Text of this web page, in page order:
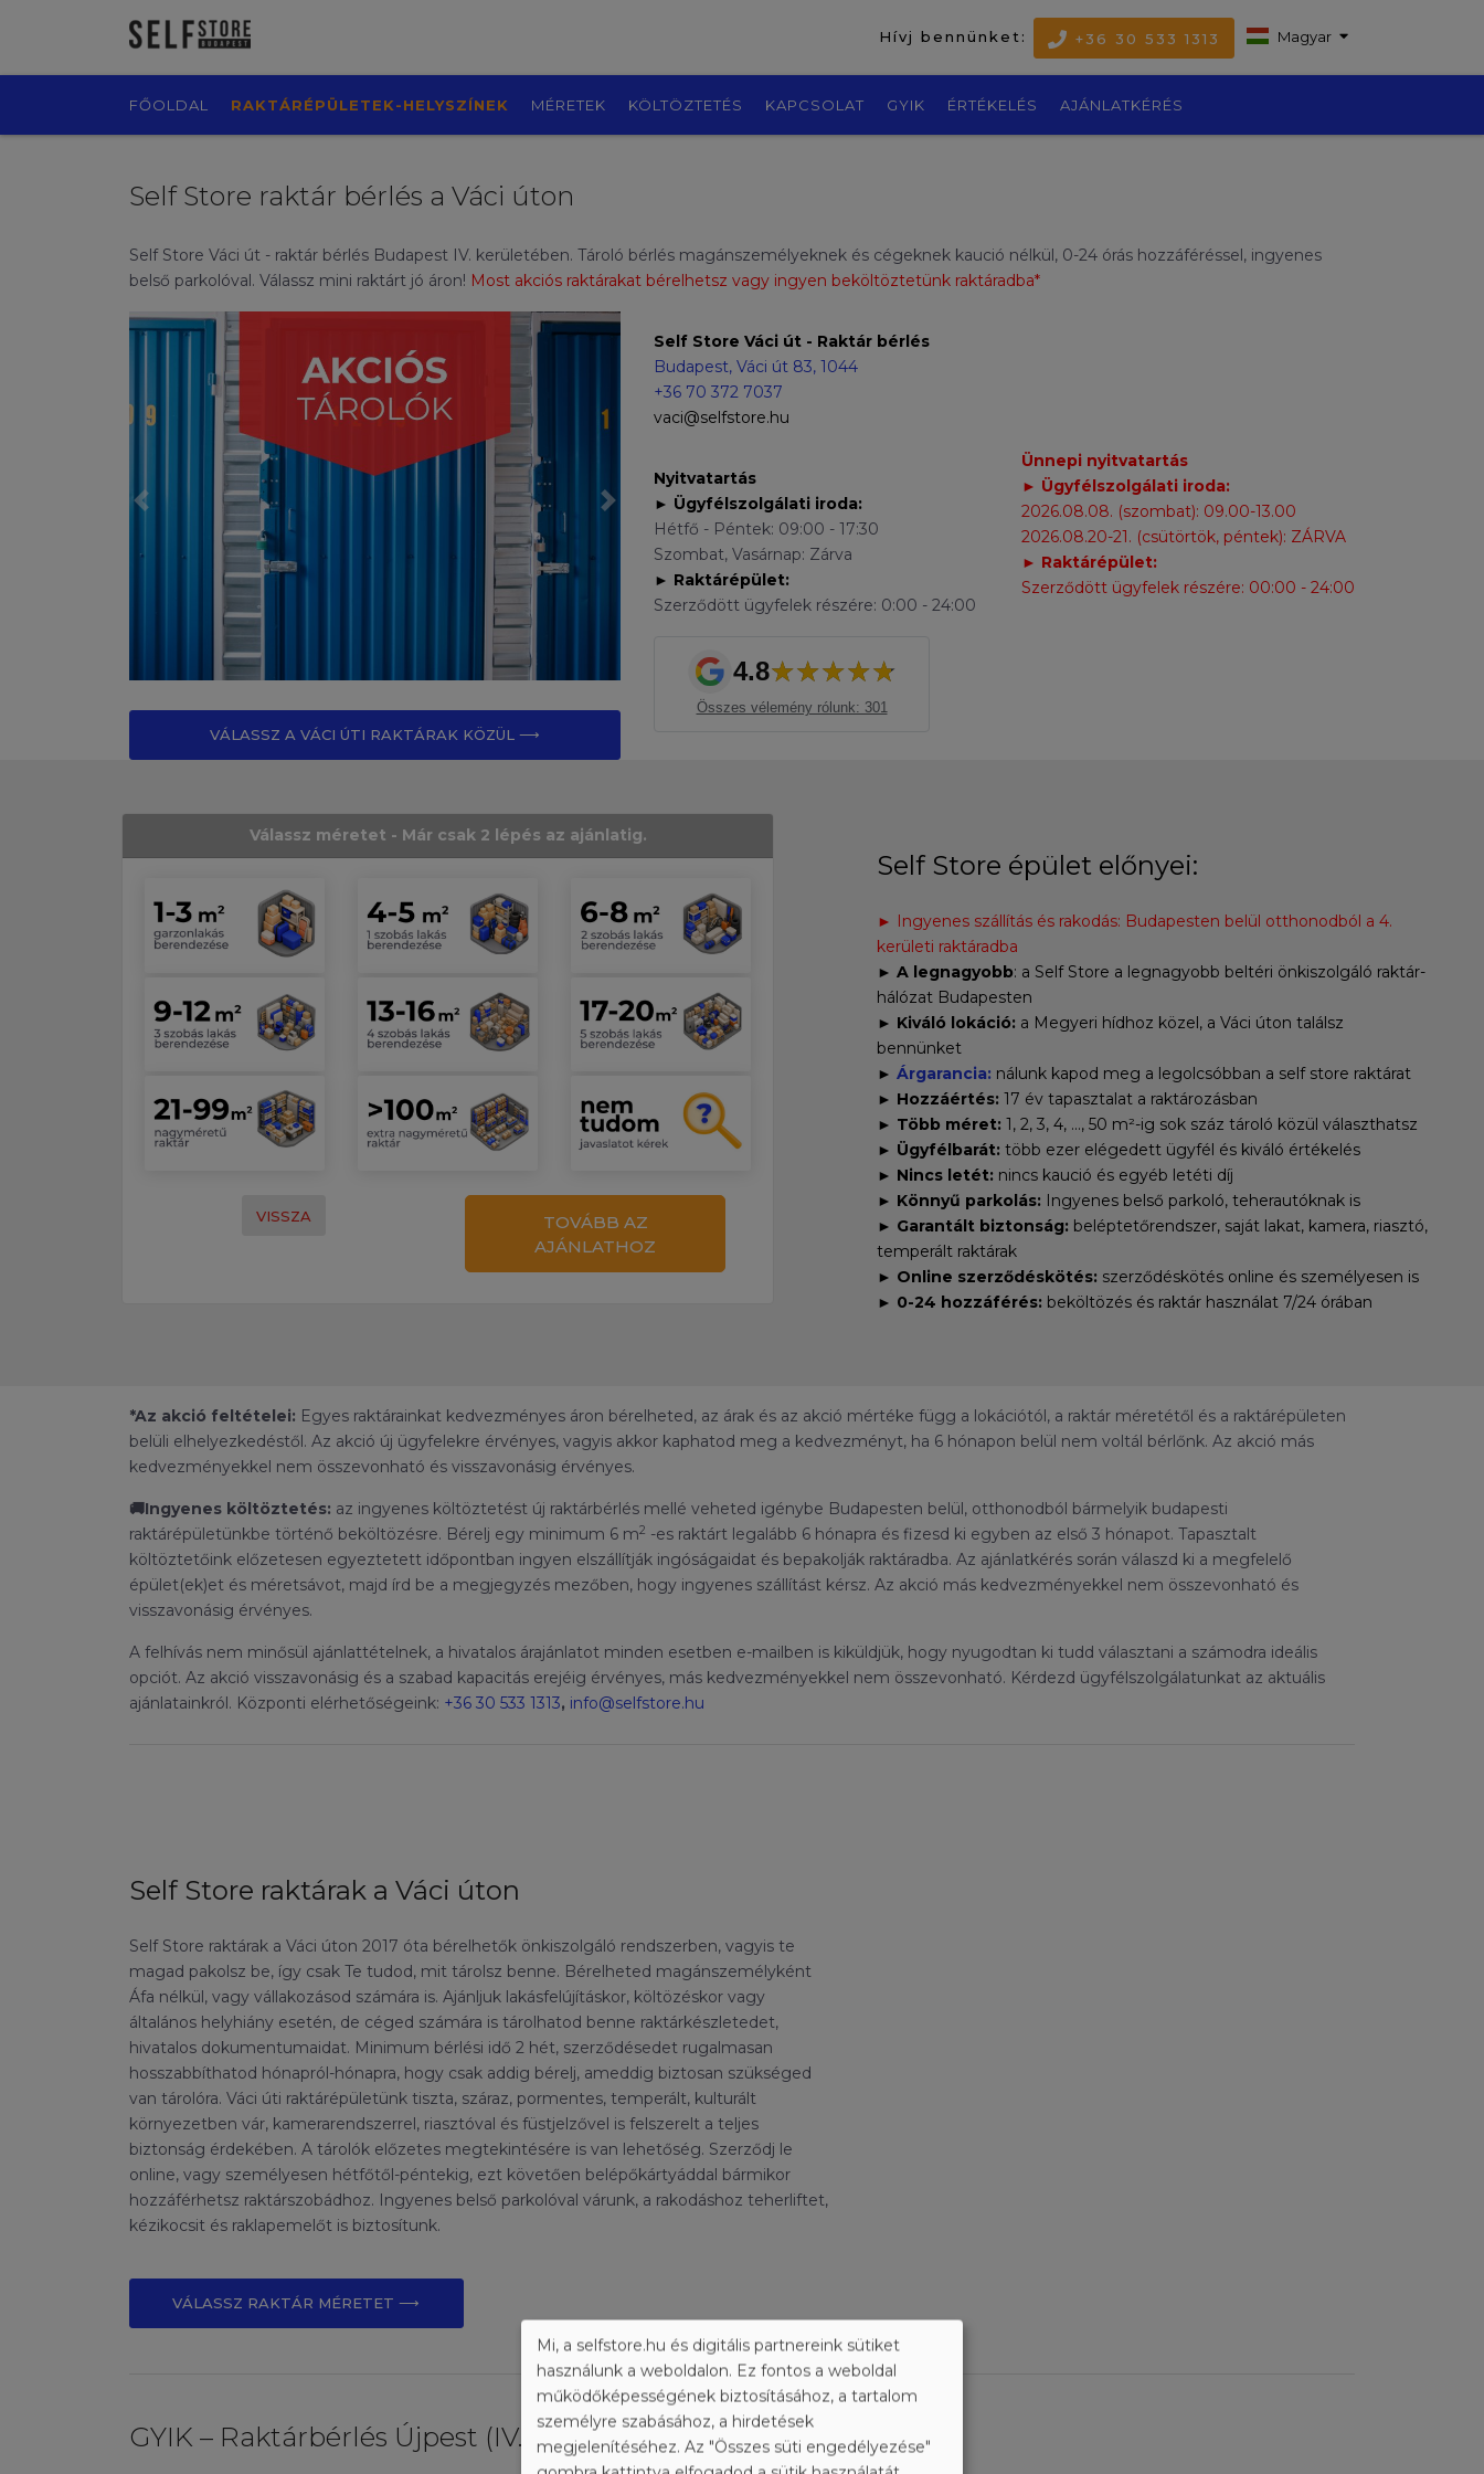
Magyar
Hívj bennünket: +36 30 533 1313
FŐOLDAL RAKTÁRÉPÜLETEK-HELYSZÍNEK MÉRETEK KÖLTÖZTETÉS KAPCSOLAT GYIK ÉRTÉKELÉS AJÁNLATKÉRÉS
Self Store raktár bérlés a Váci úton
Self Store Váci út - raktár bérlés Budapest IV. kerületében. Tároló bérlés magánszemélyeknek és cégeknek kaució nélkül, 0-24 órás hozzáféréssel, ingyenes
belső parkolóval. Válassz mini raktárt jó áron! Most akciós raktárakat bérelhetsz vagy ingyen beköltöztetünk raktáradba*
Előző Következő
VÁLASSZ A VÁCI ÚTI RAKTÁRAK KÖZÜL ⟶
Self Store Váci út - Raktár bérlés
Budapest, Váci út 83, 1044
+36 70 372 7037
vaci@selfstore.hu
Nyitvatartás
► Ügyfélszolgálati iroda:
Hétfő - Péntek: 09:00 - 17:30
Szombat, Vasárnap: Zárva
► Raktárépület:
Szerződött ügyfelek részére: 0:00 - 24:00
Ünnepi nyitvatartás
► Ügyfélszolgálati iroda:
2026.08.08. (szombat): 09.00-13.00
2026.08.20-21. (csütörtök, péntek): ZÁRVA
► Raktárépület:
Szerződött ügyfelek részére: 00:00 - 24:00
4.8★★★★★
Összes vélemény rólunk: 301
Válassz méretet - Már csak 2 lépés az ajánlatig.
VISSZA
TOVÁBB AZ
AJÁNLATHOZ
Self Store épület előnyei:
► Ingyenes szállítás és rakodás: Budapesten belül otthonodból a 4.
kerületi raktáradba
► A legnagyobb: a Self Store a legnagyobb beltéri önkiszolgáló raktár-
hálózat Budapesten
► Kiváló lokáció: a Megyeri hídhoz közel, a Váci úton találsz
bennünket
► Árgarancia: nálunk kapod meg a legolcsóbban a self store raktárat
► Hozzáértés: 17 év tapasztalat a raktározásban
► Több méret: 1, 2, 3, 4, ..., 50 m²-ig sok száz tároló közül választhatsz
► Ügyfélbarát: több ezer elégedett ügyfél és kiváló értékelés
► Nincs letét: nincs kaució és egyéb letéti díj
► Könnyű parkolás: Ingyenes belső parkoló, teherautóknak is
► Garantált biztonság: beléptetőrendszer, saját lakat, kamera, riasztó,
temperált raktárak
► Online szerződéskötés: szerződéskötés online és személyesen is
► 0-24 hozzáférés: beköltözés és raktár használat 7/24 órában
*Az akció feltételei: Egyes raktárainkat kedvezményes áron bérelheted, az árak és az akció mértéke függ a lokációtól, a raktár méretétől és a raktárépületen
belüli elhelyezkedéstől. Az akció új ügyfelekre érvényes, vagyis akkor kaphatod meg a kedvezményt, ha 6 hónapon belül nem voltál bérlőnk. Az akció más
kedvezményekkel nem összevonható és visszavonásig érvényes.
🚚Ingyenes költöztetés: az ingyenes költöztetést új raktárbérlés mellé veheted igénybe Budapesten belül, otthonodból bármelyik budapesti
raktárépületünkbe történő beköltözésre. Bérelj egy minimum 6 m2 -es raktárt legalább 6 hónapra és fizesd ki egyben az első 3 hónapot. Tapasztalt
költöztetőink előzetesen egyeztetett időpontban ingyen elszállítják ingóságaidat és bepakolják raktáradba. Az ajánlatkérés során válaszd ki a megfelelő
épület(ek)et és méretsávot, majd írd be a megjegyzés mezőben, hogy ingyenes szállítást kérsz. Az akció más kedvezményekkel nem összevonható és
visszavonásig érvényes.
A felhívás nem minősül ajánlattételnek, a hivatalos árajánlatot minden esetben e-mailben is kiküldjük, hogy nyugodtan ki tudd választani a számodra ideális
opciót. Az akció visszavonásig és a szabad kapacitás erejéig érvényes, más kedvezményekkel nem összevonható. Kérdezd ügyfélszolgálatunkat az aktuális
ajánlatainkról. Központi elérhetőségeink: +36 30 533 1313, info@selfstore.hu
Self Store raktárak a Váci úton
Self Store raktárak a Váci úton 2017 óta bérelhetők önkiszolgáló rendszerben, vagyis te
magad pakolsz be, így csak Te tudod, mit tárolsz benne. Bérelheted magánszemélyként
Áfa nélkül, vagy vállakozásod számára is. Ajánljuk lakásfelújításkor, költözéskor vagy
általános helyhiány esetén, de céged számára is tárolhatod benne raktárkészletedet,
hivatalos dokumentumaidat. Minimum bérlési idő 2 hét, szerződésedet rugalmasan
hosszabbíthatod hónapról-hónapra, hogy csak addig bérelj, ameddig biztosan szükséged
van tárolóra. Váci úti raktárépületünk tiszta, száraz, pormentes, temperált, kulturált
környezetben vár, kamerarendszerrel, riasztóval és füstjelzővel is felszerelt a teljes
biztonság érdekében. A tárolók előzetes megtekintésére is van lehetőség. Szerződj le
online, vagy személyesen hétfőtől-péntekig, ezt követően belépőkártyáddal bármikor
hozzáférhetsz raktárszobádhoz. Ingyenes belső parkolóval várunk, a rakodáshoz teherliftet,
kézikocsit és raklapemelőt is biztosítunk.
VÁLASSZ RAKTÁR MÉRETET ⟶
GYIK – Raktárbérlés Újpest (IV. kerület, Váci út)
Mi, a selfstore.hu és digitális partnereink sütiket
használunk a weboldalon. Ez fontos a weboldal
működőképességének biztosításához, a tartalom
személyre szabásához, a hirdetések
megjelenítéséhez. Az "Összes süti engedélyezése"